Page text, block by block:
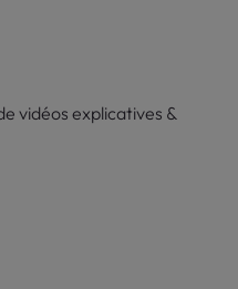
vidéos explicatives &